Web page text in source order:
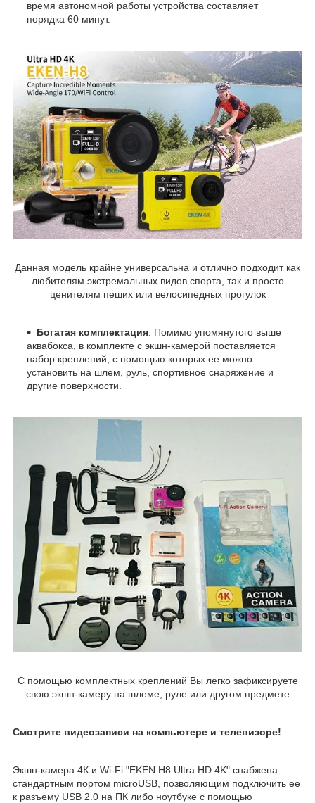
время автономной работы устройства составляет
порядка 60 минут.
Данная модель крайне универсальна и отлично подходит как
любителям экстремальных видов спорта, так и просто
ценителям пеших или велосипедных прогулок
Богатая комплектация . Помимо упомянутого выше
аквабокса, в комплекте с экшн-камерой поставляется
набор креплений, с помощью которых ее можно
установить на шлем, руль, спортивное снаряжение и
другие поверхности.
С помощью комплектных креплений Вы легко зафиксируете
свою экшн-камеру на шлеме, руле или другом предмете
Смотрите видеозаписи на компьютере и телевизоре!
Экшн-камера 4К и Wi-Fi "EKEN H8 Ultra HD 4K" снабжена
стандартным портом microUSB, позволяющим подключить ее
к разъему USB 2.0 на ПК либо ноутбуке с помощью